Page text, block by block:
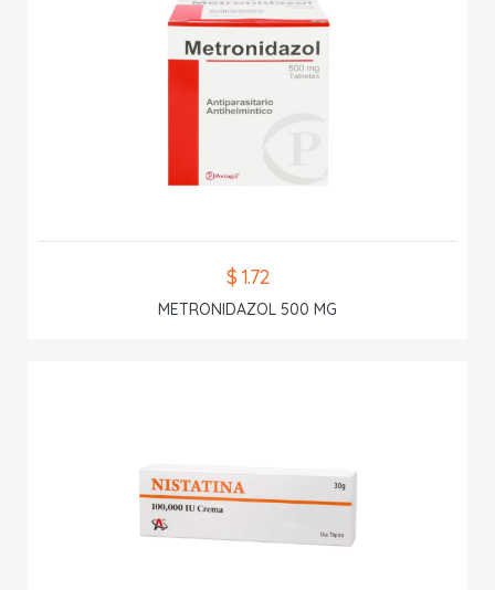
$ 1.72
METRONIDAZOL 500 MG